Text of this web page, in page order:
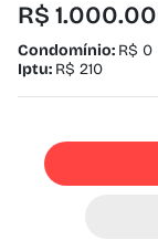
R$
Condomínio: R$ 0
Iptu: R$ 210